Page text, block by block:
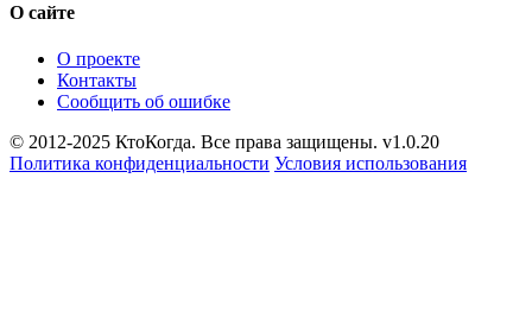
О сайте
О проекте
Контакты
Сообщить об ошибке
© 2012-2025 КтоКогда. Все права защищены. v1.0.20
Политика конфиденциальности Условия использования